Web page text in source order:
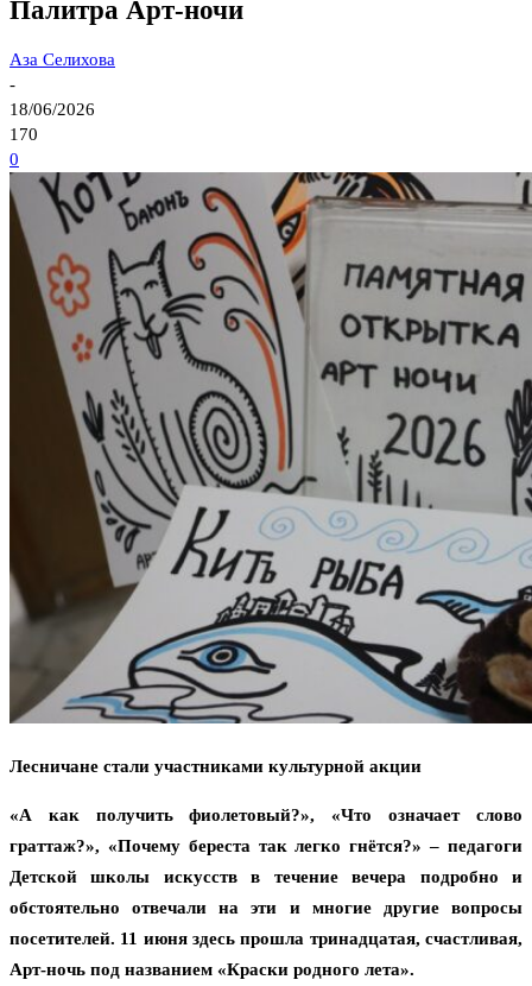
Палитра Арт-ночи
Аза Селихова
-
18/06/2026
170
0
Лесничане стали участниками культурной акции
«А как получить фиолетовый?», «Что означает слово
граттаж?», «Почему береста так легко гнётся?» – педагоги
Детской школы искусств в течение вечера подробно и
обстоятельно отвечали на эти и многие другие вопросы
посетителей. 11 июня здесь прошла тринадцатая, счастливая,
Арт-ночь под названием «Краски родного лета».